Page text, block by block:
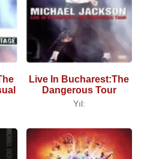
Live In Bucharest:The
Dangerous Tour
Yıl: